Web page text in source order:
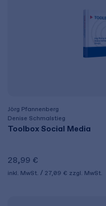
Jörg Pfannenberg
Denise Schmalstieg
Toolbox Social Media
28,99 €
inkl. MwSt. 27,09 € zzgl. MwSt.